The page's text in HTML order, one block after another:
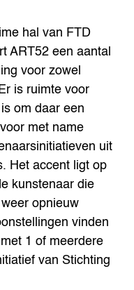
hal van FTD
ART52 een aantal
voor zowel
is ruimte voor
om daar een
met name
uit
Het accent ligt op
kunstenaar die
opnieuw
vinden
1 of meerdere
van Stichting